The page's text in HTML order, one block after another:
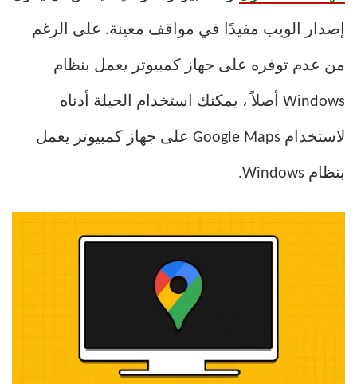
إصدار الويب مفيدًا في مواقف معينة. على الرغم
من عدم توفره على جهاز كمبيوتر يعمل بنظام
Windows أصلاً ، يمكنك استخدام الحيلة أدناه
لاستخدام Google Maps على جهاز كمبيوتر يعمل
بنظام Windows.